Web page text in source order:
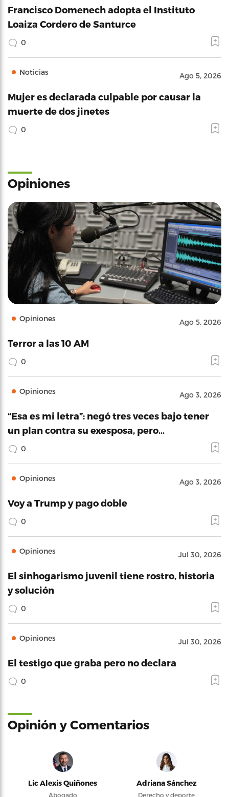
Francisco Domenech adopta el Instituto
Loaiza Cordero de Santurce
0
Noticias Ago 5, 2026
Mujer es declarada culpable por causar la
muerte de dos jinetes
0
Opiniones
Opiniones Ago 5, 2026
Terror a las 10 AM
0
Opiniones Ago 3, 2026
“Esa es mi letra”: negó tres veces bajo tener
un plan contra su exesposa, pero…
0
Opiniones Ago 3, 2026
Voy a Trump y pago doble
0
Opiniones Jul 30, 2026
El sinhogarismo juvenil tiene rostro, historia
y solución
0
Opiniones Jul 30, 2026
El testigo que graba pero no declara
0
Opinión y Comentarios
Lic Alexis Quiñones
Abogado
Adriana Sánchez
Derecho y deporte